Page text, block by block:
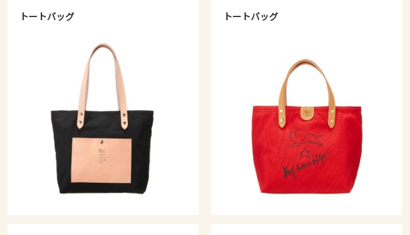
トートバッグ トートバッグ